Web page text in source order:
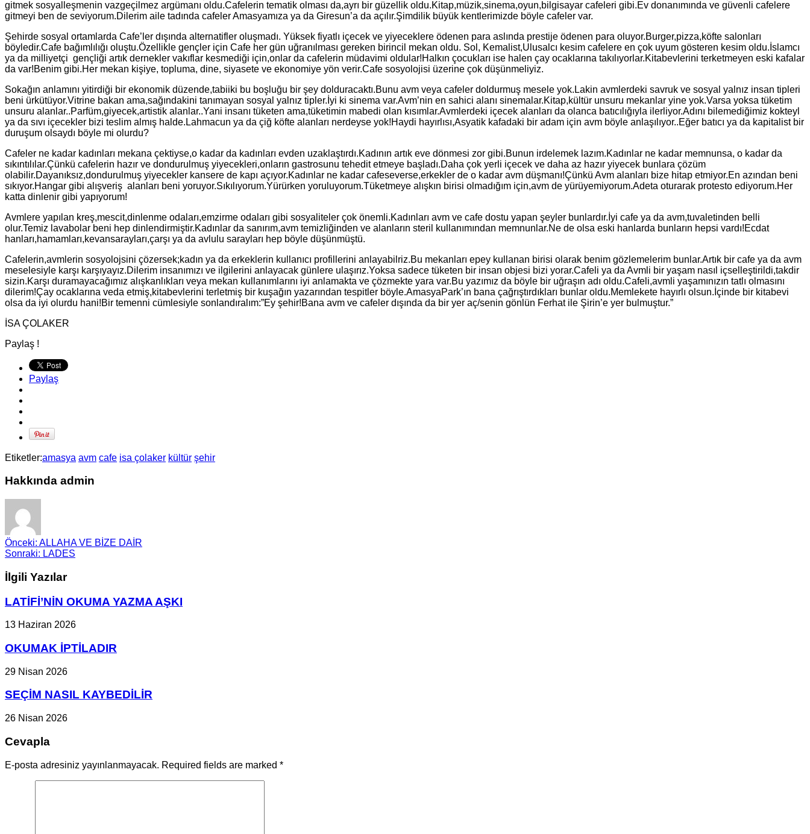
gitmek sosyalleşmenin vazgeçilmez argümanı oldu.Cafelerin tematik olması da,ayrı bir güzellik oldu.Kitap,müzik,sinema,oyun,bilgisayar cafeleri gibi.Ev donanımında ve güvenli cafelere
gitmeyi ben de seviyorum.Dilerim aile tadında cafeler Amasyamıza ya da Giresun’a da açılır.Şimdilik büyük kentlerimizde böyle cafeler var.
Şehirde sosyal ortamlarda Cafe’ler dışında alternatifler oluşmadı. Yüksek fiyatlı içecek ve yiyeceklere ödenen para aslında prestije ödenen para oluyor.Burger,pizza,köfte salonları
böyledir.Cafe bağımlılığı oluştu.Özellikle gençler için Cafe her gün uğranılması gereken birincil mekan oldu. Sol, Kemalist,Ulusalcı kesim cafelere en çok uyum gösteren kesim oldu.İslamcı
ya da milliyetçi gençliği artık dernekler vakıflar kesmediği için,onlar da cafelerin müdavimi oldular!Halkın çocukları ise halen çay ocaklarına takılıyorlar.Kitabevlerini terketmeyen eski kafalar
da var!Benim gibi.Her mekan kişiye, topluma, dine, siyasete ve ekonomiye yön verir.Cafe sosyolojisi üzerine çok düşünmeliyiz.
Sokağın anlamını yitirdiği bir ekonomik düzende,tabiiki bu boşluğu bir şey dolduracaktı.Bunu avm veya cafeler doldurmuş mesele yok.Lakin avmlerdeki savruk ve sosyal yalnız insan tipleri
beni ürkütüyor.Vitrine bakan ama,sağındakini tanımayan sosyal yalnız tipler.İyi ki sinema var.Avm’nin en sahici alanı sinemalar.Kitap,kültür unsuru mekanlar yine yok.Varsa yoksa tüketim
unsuru alanlar..Parfüm,giyecek,artistik alanlar..Yani insanı tüketen ama,tüketimin mabedi olan kısımlar.Avmlerdeki içecek alanları da olanca batıcılığıyla ilerliyor.Adını bilemediğimiz kokteyl
ya da sıvı içecekler bizi teslim almış halde.Lahmacun ya da çiğ köfte alanları nerdeyse yok!Haydi hayırlısı,Asyatik kafadaki bir adam için avm böyle anlaşılıyor..Eğer batıcı ya da kapitalist bir
duruşum olsaydı böyle mi olurdu?
Cafeler ne kadar kadınları mekana çektiyse,o kadar da kadınları evden uzaklaştırdı.Kadının artık eve dönmesi zor gibi.Bunun irdelemek lazım.Kadınlar ne kadar memnunsa, o kadar da
sıkıntılılar.Çünkü cafelerin hazır ve dondurulmuş yiyecekleri,onların gastrosunu tehedit etmeye başladı.Daha çok yerli içecek ve daha az hazır yiyecek bunlara çözüm
olabilir.Dayanıksız,dondurulmuş yiyecekler kansere de kapı açıyor.Kadınlar ne kadar cafeseverse,erkekler de o kadar avm düşmanı!Çünkü Avm alanları bize hitap etmiyor.En azından beni
sıkıyor.Hangar gibi alışveriş alanları beni yoruyor.Sıkılıyorum.Yürürken yoruluyorum.Tüketmeye alışkın birisi olmadığım için,avm de yürüyemiyorum.Adeta oturarak protesto ediyorum.Her
katta dinlenir gibi yapıyorum!
Avmlere yapılan kreş,mescit,dinlenme odaları,emzirme odaları gibi sosyaliteler çok önemli.Kadınları avm ve cafe dostu yapan şeyler bunlardır.İyi cafe ya da avm,tuvaletinden belli
olur.Temiz lavabolar beni hep dinlendirmiştir.Kadınlar da sanırım,avm temizliğinden ve alanların steril kullanımından memnunlar.Ne de olsa eski hanlarda bunların hepsi vardı!Ecdat
hanları,hamamları,kevansarayları,çarşı ya da avlulu sarayları hep böyle düşünmüştü.
Cafelerin,avmlerin sosyolojsini çözersek;kadın ya da erkeklerin kullanıcı profillerini anlayabilriz.Bu mekanları epey kullanan birisi olarak benim gözlemelerim bunlar.Artık bir cafe ya da avm
meselesiyle karşı karşıyayız.Dilerim insanımızı ve ilgilerini anlayacak günlere ulaşırız.Yoksa sadece tüketen bir insan objesi bizi yorar.Cafeli ya da Avmli bir yaşam nasıl içselleştirildi,takdir
sizin.Karşı duramayacağımız alışkanlıkları veya mekan kullanımlarını iyi anlamakta ve çözmekte yara var.Bu yazımız da böyle bir uğraşın adı oldu.Cafeli,avmli yaşamınızın tatlı olmasını
dilerim!Çay ocaklarına veda etmiş,kitabevlerini terletmiş bir kuşağın yazarından tespitler böyle.AmasyaPark’ın bana çağrıştırdıkları bunlar oldu.Memlekete hayırlı olsun.İçinde bir kitabevi
olsa da iyi olurdu hani!Bir temenni cümlesiyle sonlandıralım:”Ey şehir!Bana avm ve cafeler dışında da bir yer aç/senin gönlün Ferhat ile Şirin’e yer bulmuştur.”
İSA ÇOLAKER
Paylaş !
Paylaş
Etiketler:amasya avm cafe isa çolaker kültür şehir
Hakkında admin
Önceki: ALLAHA VE BİZE DAİR
Sonraki: LADES
İlgili Yazılar
LATİFİ’NİN OKUMA YAZMA AŞKI
13 Haziran 2026
OKUMAK İPTİLADIR
29 Nisan 2026
SEÇİM NASIL KAYBEDİLİR
26 Nisan 2026
Cevapla
E-posta adresiniz yayınlanmayacak. Required fields are marked *